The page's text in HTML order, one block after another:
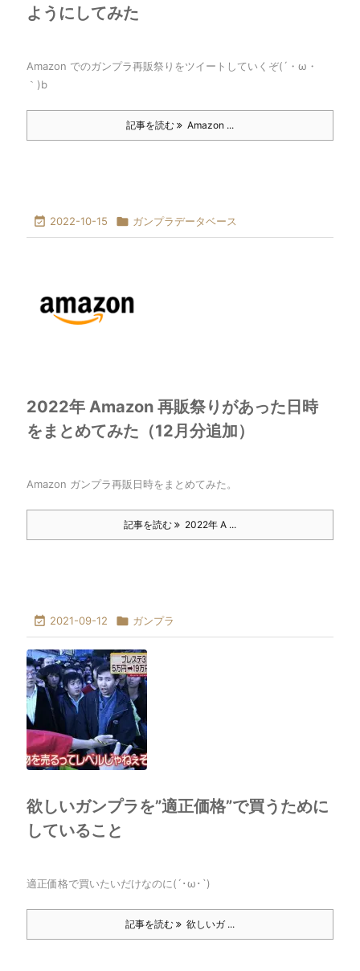
ようにしてみた
Amazon でのガンプラ再販祭りをツイートしていくぞ(´・ω・
｀)b
記事を読む Amazon ...
 2022-10-15  ガンプラデータベース
2022年 Amazon 再販祭りがあった日時
をまとめてみた（12月分追加）
Amazon ガンプラ再販日時をまとめてみた。
記事を読む 2022年 A ...
 2021-09-12  ガンプラ
欲しいガンプラを”適正価格”で買うために
していること
適正価格で買いたいだけなのに(´･ω･`)
記事を読む 欲しいガ ...